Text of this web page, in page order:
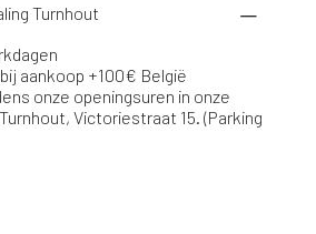
Turnhout
aankoop +100€ België
onze openingsuren in onze
Victoriestraat 15. (Parking